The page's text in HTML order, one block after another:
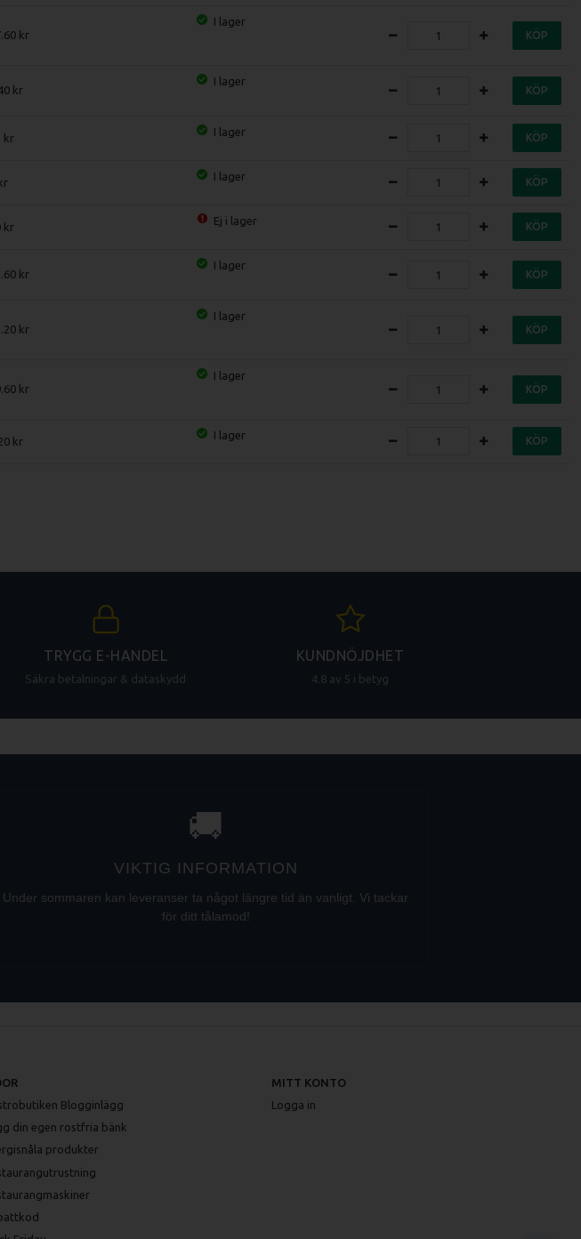
I lager
KÖP
I lager
KÖP
I lager KÖP
I lager KÖP
Ej i lager KÖP
I lager
KÖP
I lager
KÖP
I lager
KÖP
I lager KÖP
TRYGG E-HANDEL
Säkra betalningar & dataskydd
KUNDNÖJDHET
4.8 av 5 i betyg
🚚
VIKTIG INFORMATION
Under sommaren kan leveranser ta något längre tid än vanligt. Vi tackar
för ditt tålamod!
Blogginlägg
din egen rostfria bänk
produkter
MITT KONTO
Logga in